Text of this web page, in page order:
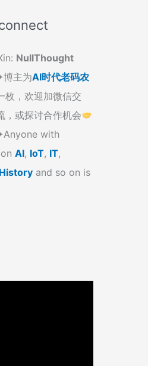
NullThought
博主为AI时代老码农
枚，欢迎加微信交
，或探讨合作机会
with
AI, IoT, IT,
History and so on is